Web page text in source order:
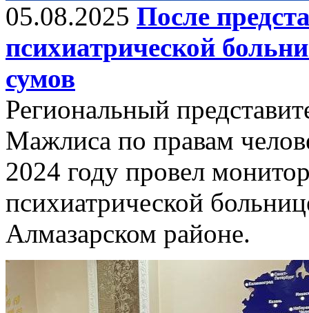
05.08.2025 После
психиатрической
сумов
Региональный
Мажлиса по правам
2024 году провел
психиатрической
Алмазарском районе.